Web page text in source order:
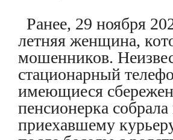
Ранее, 29 ноября
летняя женщина,
мошенников.
стационарный
имеющиеся
пенсионерка
приехавшему